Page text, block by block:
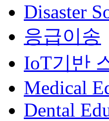
Disaster
응급이송
IoT기반
Medical
Dental